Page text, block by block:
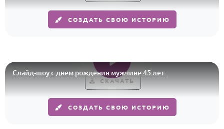
СОЗДАТЬ СВОЮ ИСТОРИЮ
Слайд-шоу с днем рождения мужчине 45 лет
СКАЧАТЬ
СОЗДАТЬ СВОЮ ИСТОРИЮ